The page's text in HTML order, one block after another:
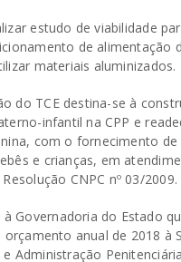
estudo de viabilidade
de alimentação
materiais aluminizados.
do TCE destina-se à
infantil na CPP e
com o fornecimento
e crianças, em
CNPC nº 03/2009.
à Governadoria do Estado
anual de 2018 à
e Administração